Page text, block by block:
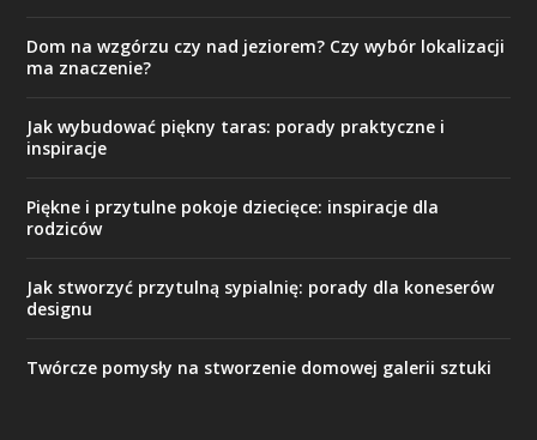
Dom na wzgórzu czy nad jeziorem? Czy wybór lokalizacji
ma znaczenie?
Jak wybudować piękny taras: porady praktyczne i
inspiracje
Piękne i przytulne pokoje dziecięce: inspiracje dla
rodziców
Jak stworzyć przytulną sypialnię: porady dla koneserów
designu
Twórcze pomysły na stworzenie domowej galerii sztuki